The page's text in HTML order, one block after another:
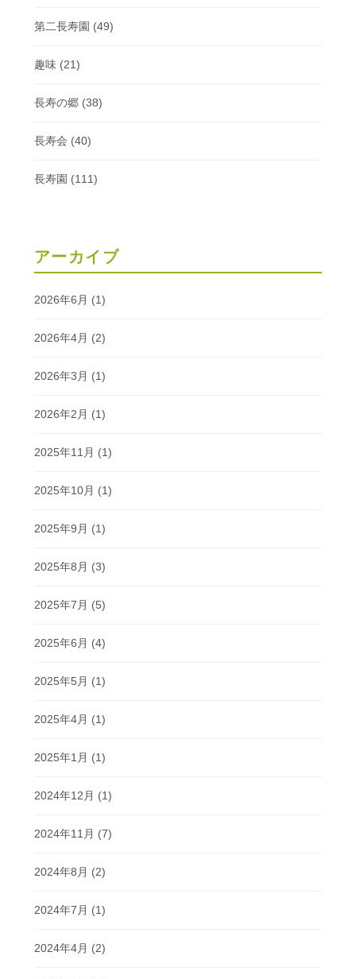
第二長寿園 (49)
趣味(21)
長寿の郷(38)
長寿会 (40)
長寿園 (111)
アーカイブ
2026年6月 (1)
2026年4月 (2)
2026年3月 (1)
2026年2月 (1)
2025年11月 (1)
2025年10月 (1)
2025年9月 (1)
2025年8月 (3)
2025年7月 (5)
2025年6月 (4)
2025年5月 (1)
2025年4月 (1)
2025年1月 (1)
2024年12月 (1)
2024年11月 (7)
2024年8月 (2)
2024年7月 (1)
2024年4月 (2)